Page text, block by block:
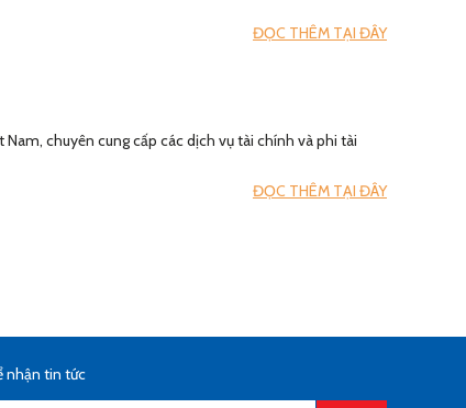
ĐỌC THÊM TẠI ĐÂY
chuyên cung cấp các dịch vụ tài chính và phi tài
ĐỌC THÊM TẠI ĐÂY
nhận tin tức